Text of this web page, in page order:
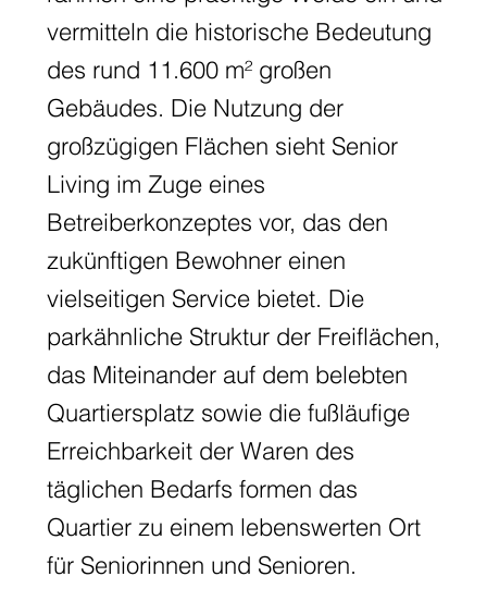
vermitteln die historische Bedeutung
des rund 11.600 m² großen
Gebäudes. Die Nutzung der
großzügigen Flächen sieht Senior
Living im Zuge eines
Betreiberkonzeptes vor, das den
zukünftigen Bewohner einen
vielseitigen Service bietet. Die
parkähnliche Struktur der Freiflächen,
das Miteinander auf dem belebten
Quartiersplatz sowie die fußläufige
Erreichbarkeit der Waren des
täglichen Bedarfs formen das
Quartier zu einem lebenswerten Ort
für Seniorinnen und Senioren.